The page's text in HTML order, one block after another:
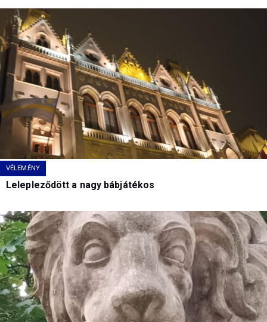
VÉLEMÉNY
Lelepleződött a nagy bábjátékos